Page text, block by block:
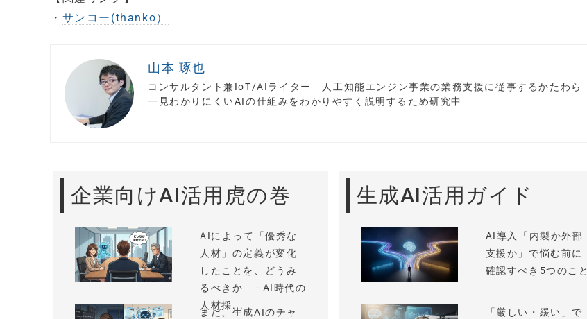
・ サンコー(thanko）
山本 琢也
コンサルタント兼IoT/AIライター 人工知能エンジン事業の業務支援に従事するかたわら
一見わかりにくいAIの仕組みをわかりやすく説明するため研究中
企業向けAI活用虎の巻
AIによって「優秀な
人材」の定義が変化
したことを、どうみ
るべきか —AI時代の
人材採...
まだ、生成AIのチャ
生成AI活用ガイド
AI導入「内製か外部
支援か」で悩む前に
確認すべき5つのこと
「厳しい・緩い」で